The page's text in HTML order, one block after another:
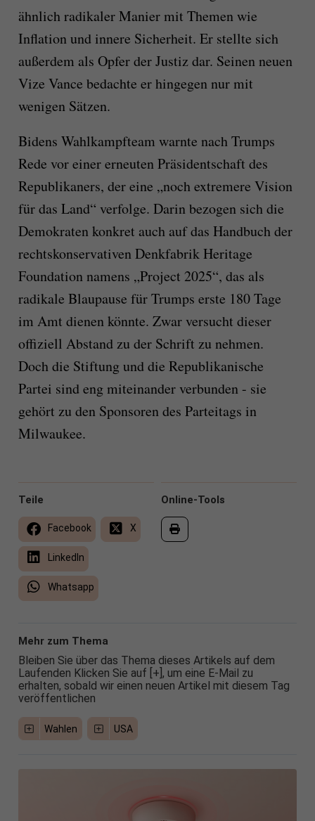
ähnlich radikaler Manier mit Themen wie
Inflation und innere Sicherheit. Er stellte sich
außerdem als Opfer der Justiz dar. Seinen neuen
Vize Vance bedachte er hingegen nur mit
wenigen Sätzen.
Bidens Wahlkampfteam warnte nach Trumps
Rede vor einer erneuten Präsidentschaft des
Republikaners, der eine „noch extremere Vision
für das Land“ verfolge. Darin bezogen sich die
Demokraten konkret auch auf das Handbuch der
rechtskonservativen Denkfabrik Heritage
Foundation namens „Project 2025“, das als
radikale Blaupause für Trumps erste 180 Tage
im Amt dienen könnte. Zwar versucht dieser
offiziell Abstand zu der Schrift zu nehmen.
Doch die Stiftung und die Republikanische
Partei sind eng miteinander verbunden - sie
gehört zu den Sponsoren des Parteitags in
Milwaukee.
Online-Tools
Teile
Facebook X
LinkedIn
Whatsapp
Mehr zum Thema
Bleiben Sie über das Thema dieses Artikels auf dem
Laufenden Klicken Sie auf [+], um eine E-Mail zu
erhalten, sobald wir einen neuen Artikel mit diesem Tag
veröffentlichen
Wahlen USA